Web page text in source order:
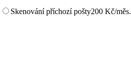
Skenování příchozí pošty200 Kč/měs.